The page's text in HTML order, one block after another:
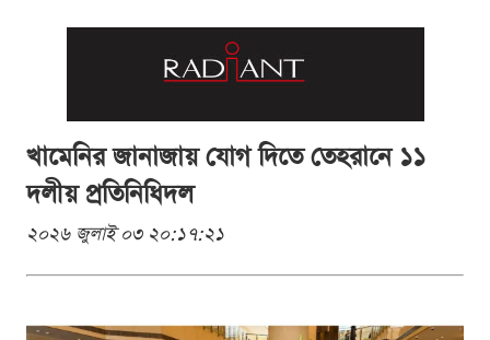
খামেনির জানাজায় যোগ দিতে তেহরানে ১১
দলীয় প্রতিনিধিদল
২০২৬ জুলাই ০৩ ২০:১৭:২১